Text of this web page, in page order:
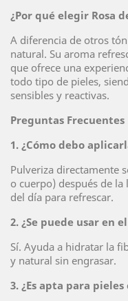
¿Por qué elegir Rosa
A diferencia de otros
natural. Su aroma
que ofrece una
todo tipo de pieles,
sensibles y reactivas.
Preguntas Frecuentes
1. ¿Cómo debo
Pulveriza directamente
o cuerpo) después de
del día para refrescar.
2. ¿Se puede usar en
Sí. Ayuda a hidratar la
y natural sin engrasar.
3. ¿Es apta para pieles